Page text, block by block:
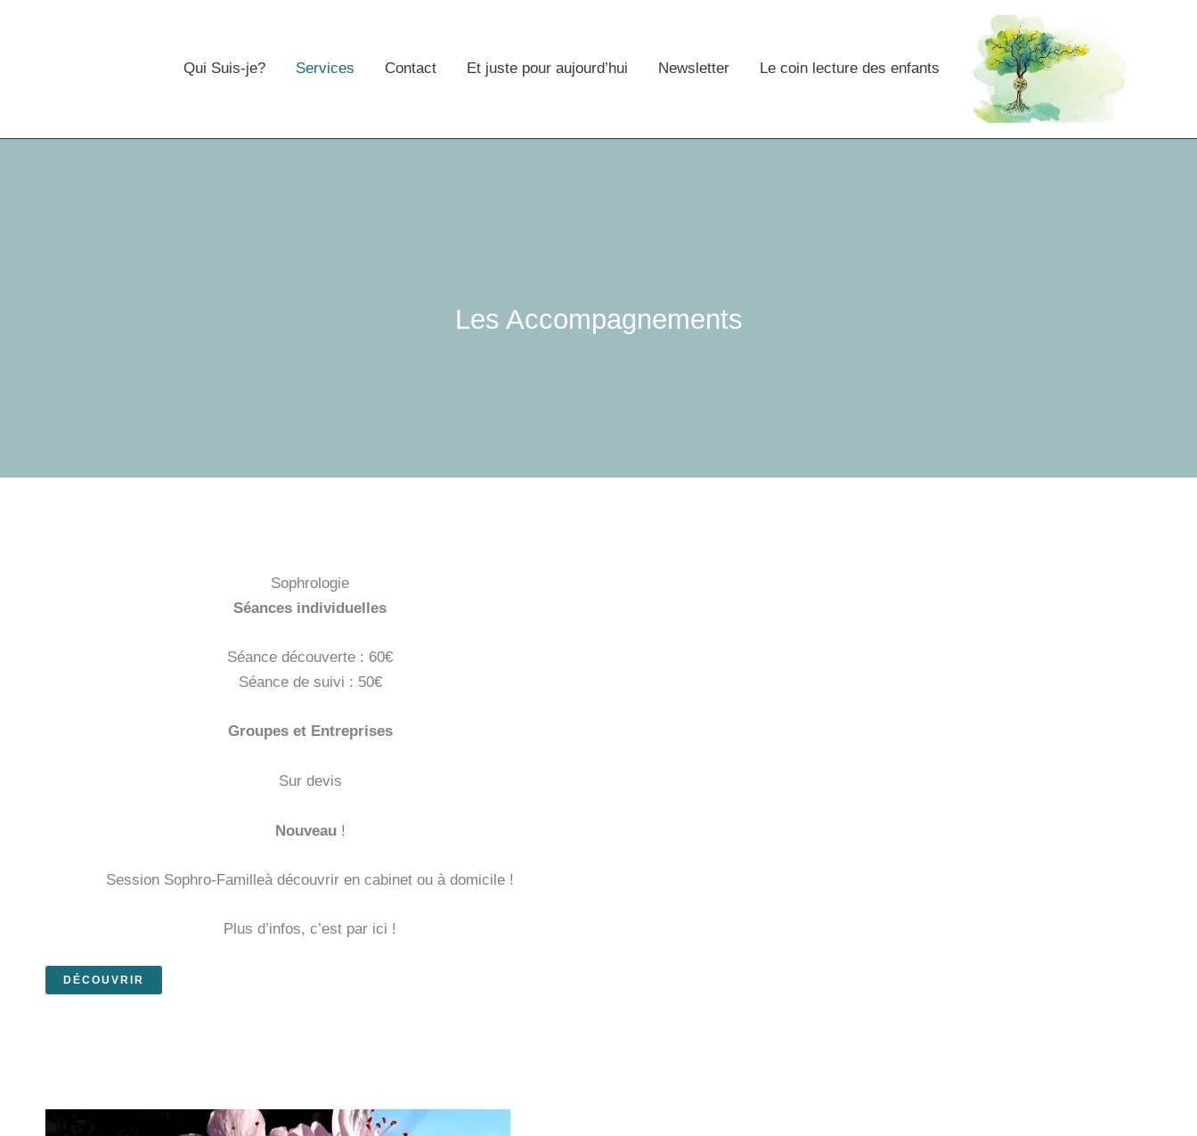
Qui Suis-je? Services Contact Et juste pour aujourd’hui Newsletter Le coin lecture des enfants
Les Accompagnements
Sophrologie
Séances individuelles
Séance découverte : 60€
Séance de suivi : 50€
Groupes et Entreprises
Sur devis
Nouveau !
Session Sophro-Familleà découvrir en cabinet ou à domicile !
Plus d’infos, c’est par ici !
DÉCOU VRIR